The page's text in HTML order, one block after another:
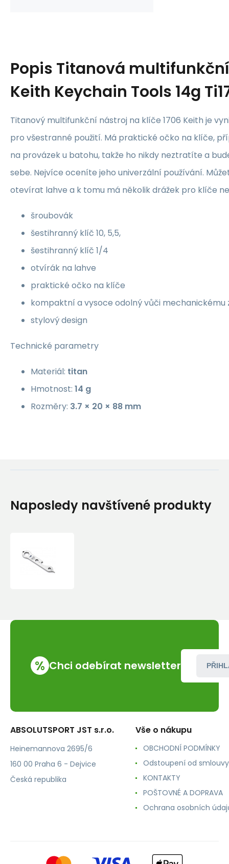
Popis Titanová
Keith Keychain Tools 14g
Titanový multifunkční nástroj na klíče 1706 Keith je
pro všestranné použití. Má praktické očko na klíče,
na provázek u batohu, takže ho nikdy neztratíte a
sebe. Nejvíce oceníte jeho univerzální používání.
otevírat lahve a k tomu má několik drážek pro klíče
šroubovák
šestihranný klíč 10, 5,5,
šestihranný klíč 1/4
otvírák na lahve
praktické očko na klíče
kompaktní a vysoce odolný vůči
stylový design
Technické parametry
Materiál: titan
Hmotnost: 14 g
Rozměry: 3.7 × 20 × 88 mm
Naposledy navštívené produkty
Ti1706
% Chci odebírat newsletter
ABSOLUTSPORT JST s.r.o.
Heinemannova 2695/6
160 00 Praha 6 - Dejvice
Česká republika
Vše o nákupu
OBCHODNÍ PODMÍNKY
Odstoupení od smlouvy
KONTAKTY
POŠTOVNÉ A DOPRAVA
Ochrana osobních